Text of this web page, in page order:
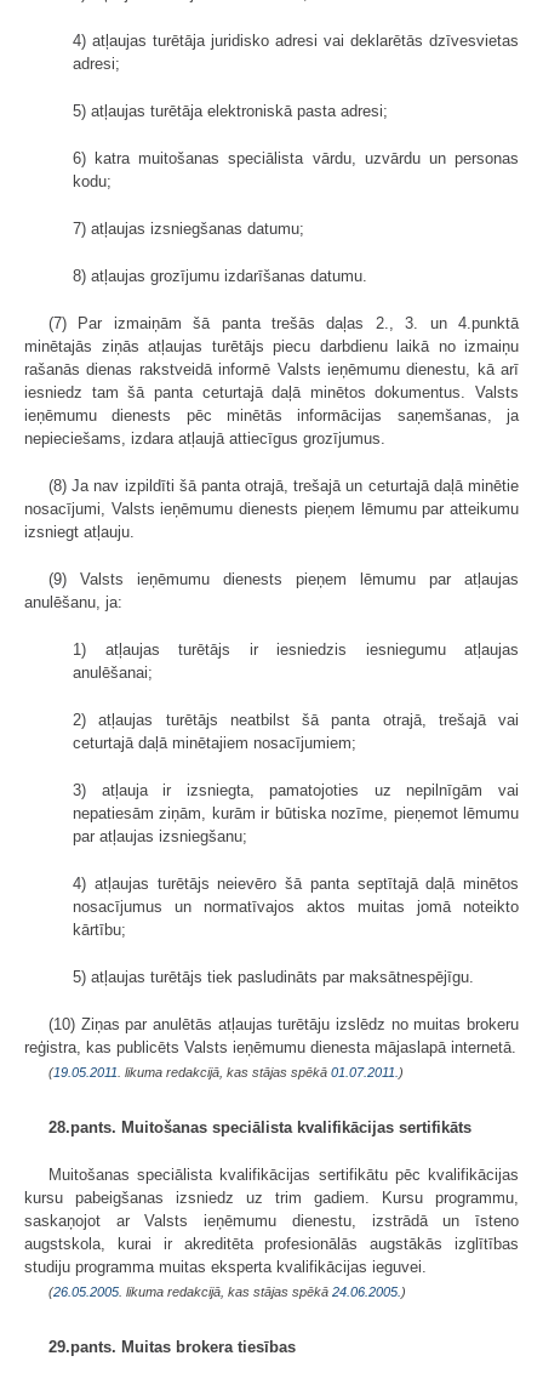
4) atļaujas turētāja juridisko adresi vai deklarētās dzīvesvietas
adresi;
5) atļaujas turētāja elektroniskā pasta adresi;
6) katra muitošanas speciālista vārdu, uzvārdu un personas
kodu;
7) atļaujas izsniegšanas datumu;
8) atļaujas grozījumu izdarīšanas datumu.
(7) Par izmaiņām šā panta trešās daļas 2., 3. un 4.punktā
minētajās ziņās atļaujas turētājs piecu darbdienu laikā no izmaiņu
rašanās dienas rakstveidā informē Valsts ieņēmumu dienestu, kā arī
iesniedz tam šā panta ceturtajā daļā minētos dokumentus. Valsts
ieņēmumu dienests pēc minētās informācijas saņemšanas, ja
nepieciešams, izdara atļaujā attiecīgus grozījumus.
(8) Ja nav izpildīti šā panta otrajā, trešajā un ceturtajā daļā minētie
nosacījumi, Valsts ieņēmumu dienests pieņem lēmumu par atteikumu
izsniegt atļauju.
(9) Valsts ieņēmumu dienests pieņem lēmumu par atļaujas
anulēšanu, ja:
1) atļaujas turētājs ir iesniedzis iesniegumu atļaujas
anulēšanai;
2) atļaujas turētājs neatbilst šā panta otrajā, trešajā vai
ceturtajā daļā minētajiem nosacījumiem;
3) atļauja ir izsniegta, pamatojoties uz nepilnīgām vai
nepatiesām ziņām, kurām ir būtiska nozīme, pieņemot lēmumu
par atļaujas izsniegšanu;
4) atļaujas turētājs neievēro šā panta septītajā daļā minētos
nosacījumus un normatīvajos aktos muitas jomā noteikto
kārtību;
5) atļaujas turētājs tiek pasludināts par maksātnespējīgu.
(10) Ziņas par anulētās atļaujas turētāju izslēdz no muitas brokeru
reģistra, kas publicēts Valsts ieņēmumu dienesta mājaslapā internetā.
(19.05.2011 . likuma redakcijā, kas stājas spēkā 01.07.2011. )
28.pants. Muitošanas speciālista kvalifikācijas sertifikāts
Muitošanas speciālista kvalifikācijas sertifikātu pēc kvalifikācijas
kursu pabeigšanas izsniedz uz trim gadiem. Kursu programmu,
saskaņojot ar Valsts ieņēmumu dienestu, izstrādā un īsteno
augstskola, kurai ir akreditēta profesionālās augstākās izglītības
studiju programma muitas eksperta kvalifikācijas ieguvei.
(26.05.2005 . likuma redakcijā, kas stājas spēkā 24.06.2005. )
29.pants. Muitas brokera tiesības